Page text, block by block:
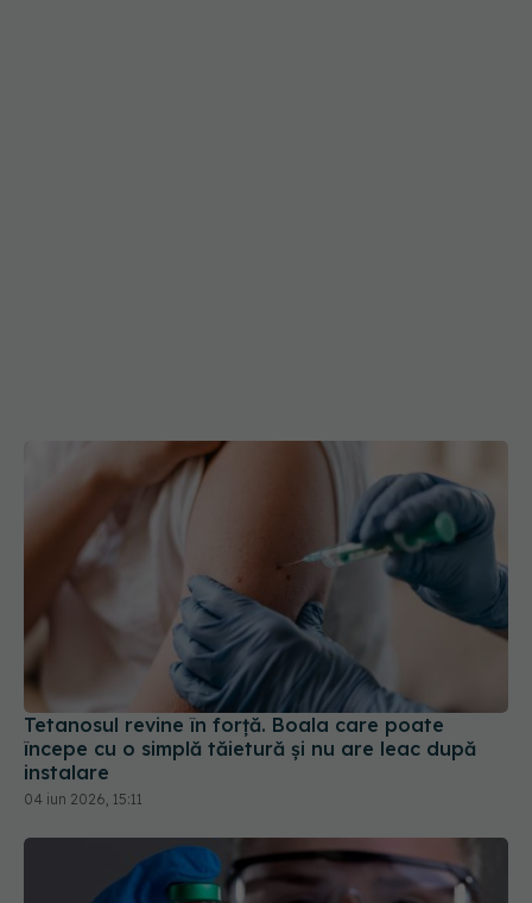
Tetanosul revine în forță. Boala care poate
începe cu o simplă tăietură și nu are leac după
instalare
04 iun 2026, 15:11